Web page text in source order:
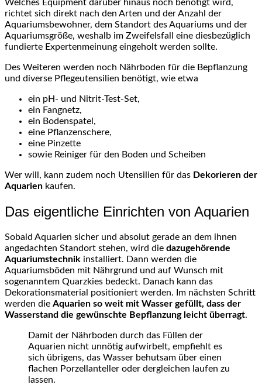
Welches Equipment darüber hinaus noch benötigt wird,
richtet sich direkt nach den Arten und der Anzahl der
Aquariumsbewohner, dem Standort des Aquariums und der
Aquariumsgröße, weshalb im Zweifelsfall eine diesbezüglich
fundierte Expertenmeinung eingeholt werden sollte.
Des Weiteren werden noch Nährboden für die Bepflanzung
und diverse Pflegeutensilien benötigt, wie etwa
ein pH- und Nitrit-Test-Set,
ein Fangnetz,
ein Bodenspatel,
eine Pflanzenschere,
eine Pinzette
sowie Reiniger für den Boden und Scheiben
Wer will, kann zudem noch Utensilien für das Dekorieren der
Aquarien kaufen.
Das eigentliche Einrichten von Aquarien
Sobald Aquarien sicher und absolut gerade an dem ihnen
angedachten Standort stehen, wird die dazugehörende
Aquariumstechnik installiert. Dann werden die
Aquariumsböden mit Nährgrund und auf Wunsch mit
sogenanntem Quarzkies bedeckt. Danach kann das
Dekorationsmaterial positioniert werden. Im nächsten Schritt
werden die Aquarien so weit mit Wasser gefüllt, dass der
Wasserstand die gewünschte Bepflanzung leicht überragt.
Damit der Nährboden durch das Füllen der
Aquarien nicht unnötig aufwirbelt, empfiehlt es
sich übrigens, das Wasser behutsam über einen
flachen Porzellanteller oder dergleichen laufen zu
lassen.